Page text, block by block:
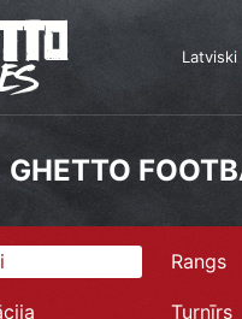
Latviski
GHETTO
Rangs
Turnīrs